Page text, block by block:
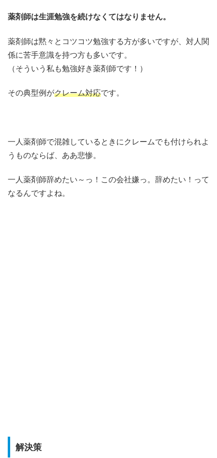
薬剤師は生涯勉強を続けなくてはなりません。
薬剤師は黙々とコツコツ勉強する方が多いですが、対人関
係に苦手意識を持つ方も多いです。
（そういう私も勉強好き薬剤師です！）
その典型例がクレーム対応です。
一人薬剤師で混雑しているときにクレームでも付けられよ
うものならば、ああ悲惨。
一人薬剤師辞めたい～っ！この会社嫌っ。辞めたい！って
なるんですよね。
解決策